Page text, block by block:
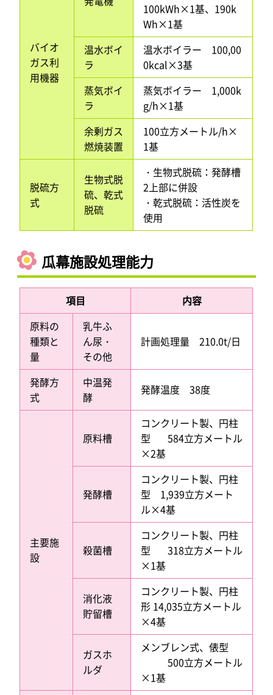
バイオ
ガス利
用機器
100kWh×1基、190k
Wh×1基
温水ボイ
ラ
温水ボイラー 100,00
0kcal×3基
蒸気ボイ
ラ
蒸気ボイラー 1,000k
g/h×1基
余剰ガス
燃焼装置
100立方メートル/h×
1基
脱硫方
式
生物式脱
硫、乾式
脱硫
・生物式脱硫：発酵槽
2上部に併設
・乾式脱硫：活性炭を
使用
瓜幕施設処理能力
項目
内容
原料の
種類と
量
乳牛ふ
ん尿・
その他
計画処理量 210.0t/日
発酵方
式
中温発
酵
発酵温度 38度
主要施
設
原料槽
コンクリート製、円柱
型 584立方メートル
×2基
発酵槽
コンクリート製、円柱
型 1,939立方メート
ル×4基
殺菌槽
コンクリート製、円柱
型 318立方メートル
×1基
消化液
貯留槽
コンクリート製、円柱
形 14,035立方メートル
×4基
ガスホ
ルダ
メンブレン式、俵型
500立方メートル
×1基